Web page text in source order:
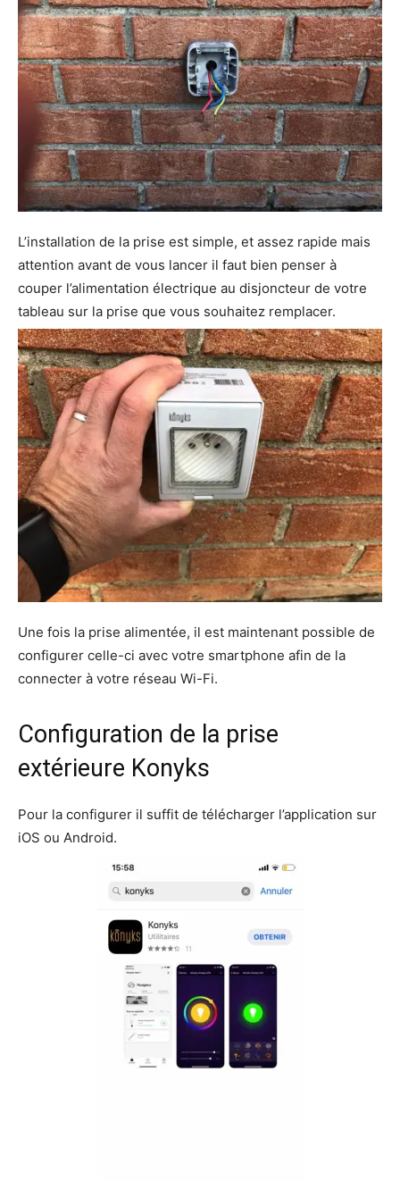
L’installation de la prise est simple, et assez rapide mais
attention avant de vous lancer il faut bien penser à
couper l’alimentation électrique au disjoncteur de votre
tableau sur la prise que vous souhaitez remplacer.
Une fois la prise alimentée, il est maintenant possible de
configurer celle-ci avec votre smartphone afin de la
connecter à votre réseau Wi-Fi.
Configuration de la prise
extérieure Konyks
Pour la configurer il suffit de télécharger l’application sur
iOS ou Android.